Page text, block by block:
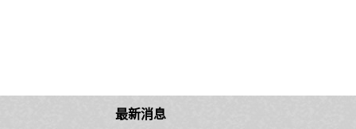
最新消息